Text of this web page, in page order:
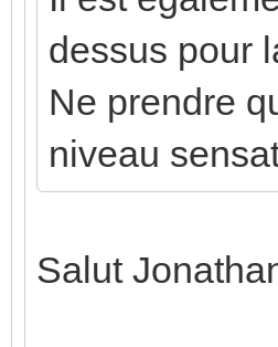
dessus pour
Ne prendre
niveau
Salut